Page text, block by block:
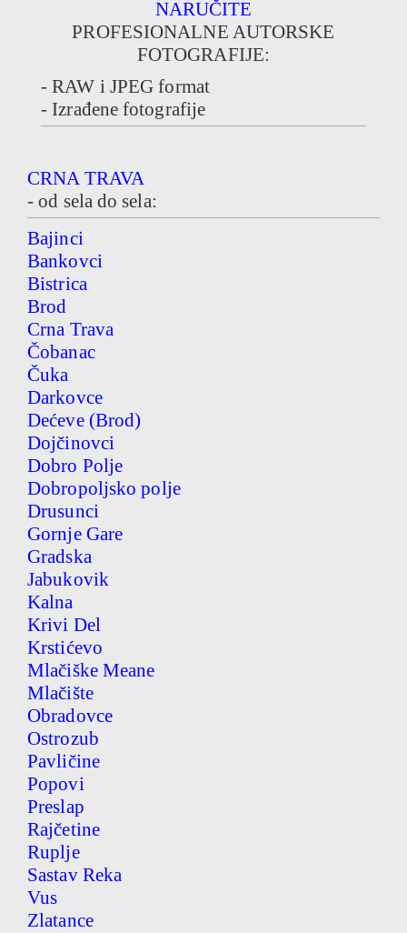
NARUČITE
PROFESIONALNE AUTORSKE
FOTOGRAFIJE:
- RAW i JPEG format
- Izrađene fotografije
CRNA TRAVA
- od sela do sela:
Bajinci
Bankovci
Bistrica
Brod
Crna Trava
Čobanac
Čuka
Darkovce
Dećeve (Brod)
Dojčinovci
Dobro Polje
Dobropoljsko polje
Drusunci
Gornje Gare
Gradska
Jabukovik
Kalna
Krivi Del
Krstićevo
Mlačiške Meane
Mlačište
Obradovce
Ostrozub
Pavličine
Popovi
Preslap
Rajčetine
Ruplje
Sastav Reka
Vus
Zlatance